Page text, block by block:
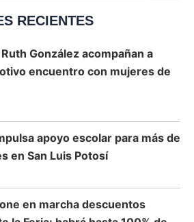
RECIENTES
González acompañan a
encuentro con mujeres de
apoyo escolar para más de
en San Luis Potosí
en marcha descuentos